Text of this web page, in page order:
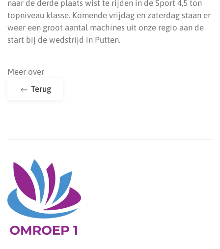
naar de derde plaats wist te rijden in de Sport 4,5 ton
topniveau klasse. Komende vrijdag en zaterdag staan er
weer een groot aantal machines uit onze regio aan de
start bij de wedstrijd in Putten.
Meer over
Terug